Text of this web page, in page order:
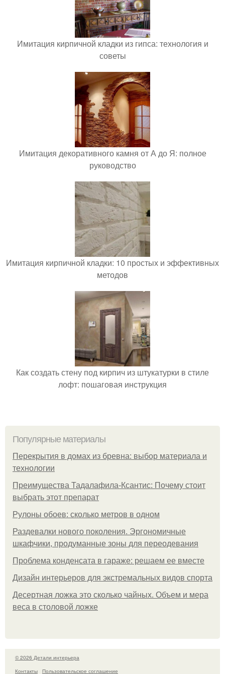
Имитация кирпичной кладки из гипса: технология и
советы
Имитация декоративного камня от А до Я: полное
руководство
Имитация кирпичной кладки: 10 простых и эффективных
методов
Как создать стену под кирпич из штукатурки в стиле
лофт: пошаговая инструкция
Популярные материалы
Перекрытия в домах из бревна: выбор материала и
технологии
Преимущества Тадалафила-Ксантис: Почему стоит
выбрать этот препарат
Рулоны обоев: сколько метров в одном
Раздевалки нового поколения. Эргономичные
шкафчики, продуманные зоны для переодевания
Проблема конденсата в гараже: решаем ее вместе
Дизайн интерьеров для экстремальных видов спорта
Десертная ложка это сколько чайных. Объем и мера
веса в столовой ложке
© 2026 Детали интерьера
Контакты
Пользовательское соглашение